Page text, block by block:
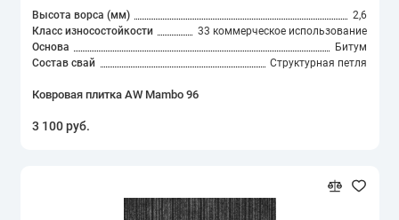
Высота ворса (мм)
2,6
Класс износостойкости
33 коммерческое использование
Основа
Битум
Состав свай
Структурная петля
Ковровая плитка AW Mambo 96
3 100 руб.